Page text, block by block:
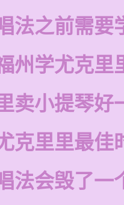
法之前需要
州学尤克里
卖小提琴好
克里里最佳
法会毁了一